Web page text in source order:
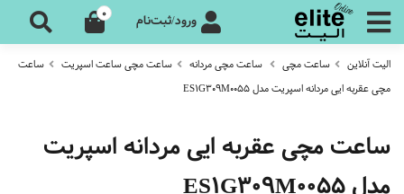
ورود/ثبت‌نام 0
الیت آنلاین ساعت مچی ساعت مچی مردانه ساعت مچی ساعت اسپریت
ساعت
مچی عقربه ایی مردانه اسپریت مدل ES1G309M0055
ساعت مچی عقربه ایی مردانه اسپریت